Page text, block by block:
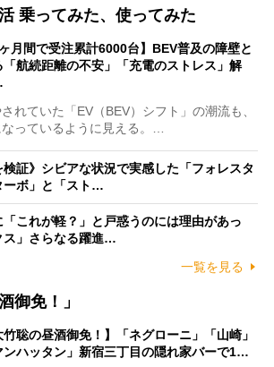
乗ってみた、使ってみた
ヶ月間で受注累計6000台】BEV普及の障壁と
「航続距離の不安」「充電のストレス」解
れていた「EV（BEV）シフト」の潮流も、
っているように見える。…
検証》シビアな状況で実感した「フォレスタ
ボ」と「スト…
これが軽？」と戸惑うのには理由があっ
」さらなる躍進…
一覧を見る
御免！」
竹聡の昼酒御免！】「ネグローニ」「山崎」
ンハッタン」新宿三丁目の隠れ家バーで1…